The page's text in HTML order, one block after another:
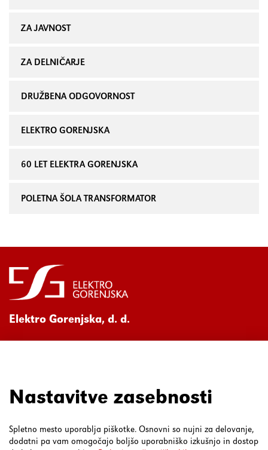
ZA JAVNOST
ZA DELNIČARJE
DRUŽBENA ODGOVORNOST
ELEKTRO GORENJSKA
60 LET ELEKTRA GORENJSKA
POLETNA ŠOLA TRANSFORMATOR
Elektro Gorenjska, d. d.
Nastavitve zasebnosti
Spletno mesto uporablja piškotke. Osnovni so nujni za delovanje,
dodatni pa vam omogočajo boljšo uporabniško izkušnjo in dostop